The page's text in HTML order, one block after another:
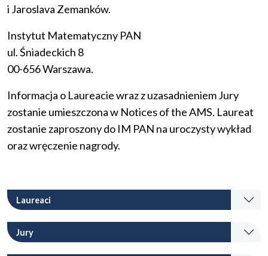
i Jaroslava Zemanków.
Instytut Matematyczny PAN
ul. Śniadeckich 8
00-656 Warszawa.
Informacja o Laureacie wraz z uzasadnieniem Jury
zostanie umieszczona w Notices of the AMS. Laureat
zostanie zaproszony do IM PAN na uroczysty wykład
oraz wręczenie nagrody.
Laureaci
Jury